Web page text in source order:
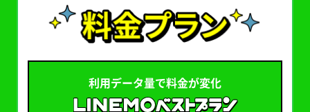
利用データ量で料金が変化